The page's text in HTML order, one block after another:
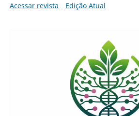
Acessar revista
Edição Atual